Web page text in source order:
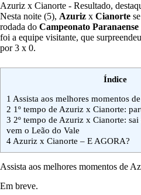
Azuriz x Cianorte - Resultado,
Nesta noite (5), Azuriz x Cianorte
rodada do Campeonato Paranaense
foi a equipe visitante, que
por 3 x 0.
Índice
1 Assista aos melhores momentos
2 1º tempo de Azuriz x Cianorte:
3 2º tempo de Azuriz x Cianorte: sai
vem o Leão do Vale
4Azuriz x Cianorte – E AGORA?
Assista aos melhores momentos de
Em breve.